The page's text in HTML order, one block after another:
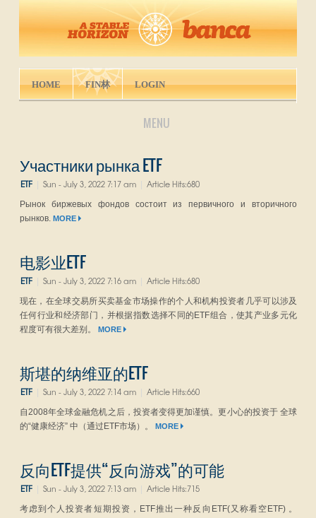
HOME FIN林 LOGIN
MENU
Участники рынка ETF
ETF Sun - July 3, 2022 7:17 am Article Hits:680
Рынок биржевых фондов состоит из первичного и вторичного
рынков. MORE
电影业ETF
ETF Sun - July 3, 2022 7:16 am Article Hits:680
现在，在全球交易所买卖基金市场操作的个人和机构投资者几乎可以涉及
任何行业和经济部门，并根据指数选择不同的ETF组合，使其产业多元化
程度可有很大差别。
MORE
斯堪的纳维亚的ETF
ETF Sun - July 3, 2022 7:14 am Article Hits:660
自2008年全球金融危机之后，投资者变得更加谨慎。更小心的投资于 全球
的“健康经济” 中（通过ETF市场）。
MORE
反向ETF提供“反向游戏”的可能
ETF Sun - July 3, 2022 7:13 am Article Hits:715
考虑到个人投资者短期投资，ETF推出一种反向ETF(又称看空ETF) 。